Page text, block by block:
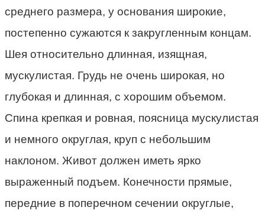
среднего размера, у основания широкие,
постепенно сужаются к закругленным концам.
Шея относительно длинная, изящная,
мускулистая. Грудь не очень широкая, но
глубокая и длинная, с хорошим объемом.
Спина крепкая и ровная, поясница мускулистая
и немного округлая, круп с небольшим
наклоном. Живот должен иметь ярко
выраженный подъем. Конечности прямые,
передние в поперечном сечении округлые,